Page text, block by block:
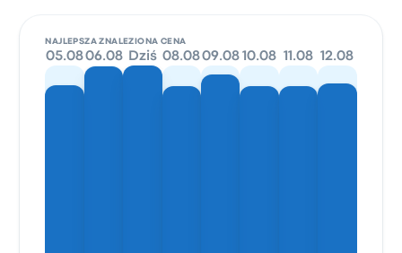
NAJLEPSZA ZNALEZIONA CENA
05.0806.08 Dziś 08.0809.08 10.08 11.08 12.08